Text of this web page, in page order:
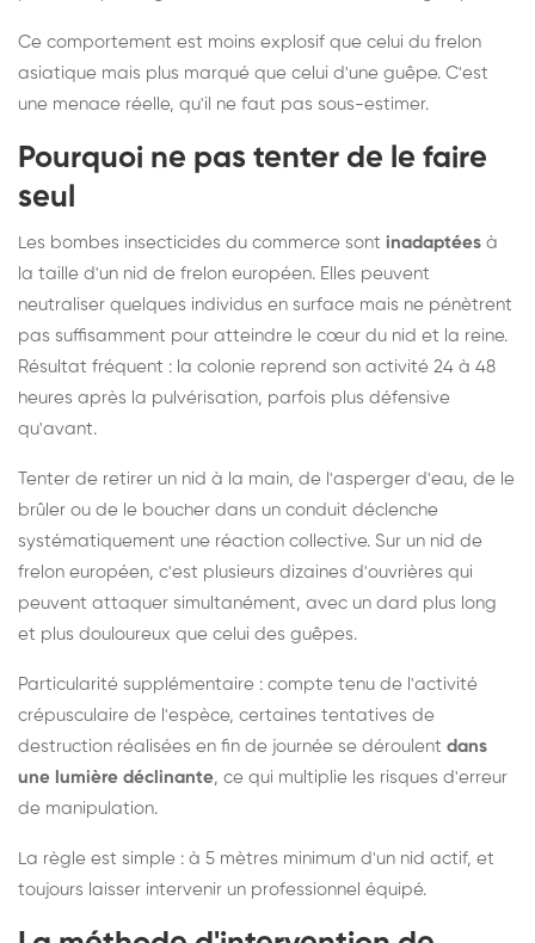
Ce comportement est moins explosif que celui du frelon
asiatique mais plus marqué que celui d'une guêpe. C'est
une menace réelle, qu'il ne faut pas sous-estimer.
Pourquoi ne pas tenter de le faire
seul
Les bombes insecticides du commerce sont inadaptées à
la taille d'un nid de frelon européen. Elles peuvent
neutraliser quelques individus en surface mais ne pénètrent
pas suffisamment pour atteindre le cœur du nid et la reine.
Résultat fréquent : la colonie reprend son activité 24 à 48
heures après la pulvérisation, parfois plus défensive
qu'avant.
Tenter de retirer un nid à la main, de l'asperger d'eau, de le
brûler ou de le boucher dans un conduit déclenche
systématiquement une réaction collective. Sur un nid de
frelon européen, c'est plusieurs dizaines d'ouvrières qui
peuvent attaquer simultanément, avec un dard plus long
et plus douloureux que celui des guêpes.
Particularité supplémentaire : compte tenu de l'activité
crépusculaire de l'espèce, certaines tentatives de
destruction réalisées en fin de journée se déroulent dans
une lumière déclinante, ce qui multiplie les risques d'erreur
de manipulation.
La règle est simple : à 5 mètres minimum d'un nid actif, et
toujours laisser intervenir un professionnel équipé.